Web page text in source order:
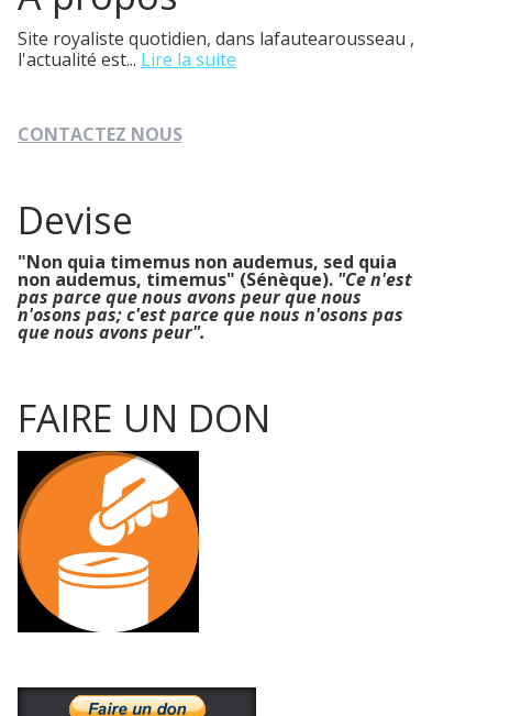
Site royaliste quotidien, dans lafautearousseau ,
l'actualité est... Lire la suite
CONTACTEZ NOUS
Devise
"Non quia timemus non audemus, sed quia
non audemus, timemus" (Sénèque). "Ce n'est
pas parce que nous avons peur que nous
n'osons pas; c'est parce que nous n'osons pas
que nous avons peur".
FAIRE UN DON